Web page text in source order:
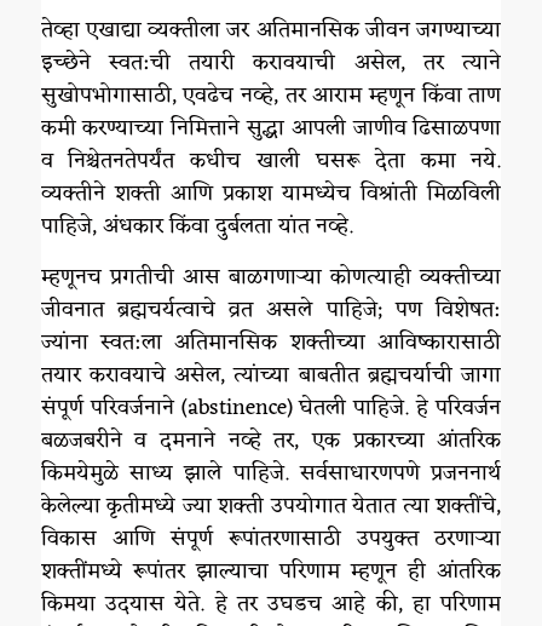
तेव्हा एखाद्या व्यक्तीला जर अतिमानसिक जीवन जगण्याच्या
इच्छेने स्वत:ची तयारी करावयाची असेल, तर त्याने
सुखोपभोगासाठी, एवढेच नव्हे, तर आराम म्हणून किंवा ताण
कमी करण्याच्या निमित्ताने सुद्धा आपली जाणीव ढिसाळपणा
व निश्चेतनतेपर्यंत कधीच खाली घसरू देता कमा नये.
व्यक्तीने शक्ती आणि प्रकाश यामध्येच विश्रांती मिळविली
पाहिजे, अंधकार किंवा दुर्बलता यांत नव्हे.
म्हणूनच प्रगतीची आस बाळगणाऱ्या कोणत्याही व्यक्तीच्या
जीवनात ब्रह्मचर्यत्वाचे व्रत असले पाहिजे; पण विशेषत:
ज्यांना स्वत:ला अतिमानसिक शक्तीच्या आविष्कारासाठी
तयार करावयाचे असेल, त्यांच्या बाबतीत ब्रह्मचर्याची जागा
संपूर्ण परिवर्जनाने (abstinence) घेतली पाहिजे. हे परिवर्जन
बळजबरीने व दमनाने नव्हे तर, एक प्रकारच्या आंतरिक
किमयेमुळे साध्य झाले पाहिजे. सर्वसाधारणपणे प्रजननार्थ
केलेल्या कृतीमध्ये ज्या शक्ती उपयोगात येतात त्या शक्तींचे,
विकास आणि संपूर्ण रूपांतरणासाठी उपयुक्त ठरणाऱ्या
शक्तींमध्ये रूपांतर झाल्याचा परिणाम म्हणून ही आंतरिक
किमया उदयास येते. हे तर उघडच आहे की, हा परिणाम